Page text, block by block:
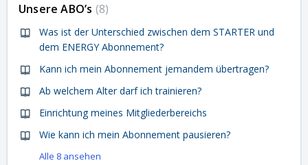
Unsere ABO’s 8
Was ist der Unterschied zwischen dem STARTER und
dem ENERGY Abonnement?
Kann ich mein Abonnement jemandem übertragen?
Ab welchem Alter darf ich trainieren?
Einrichtung meines Mitgliederbereichs
Wie kann ich mein Abonnement pausieren?
Alle 8 ansehen